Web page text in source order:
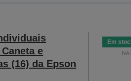
e
(16) da Epson
Em